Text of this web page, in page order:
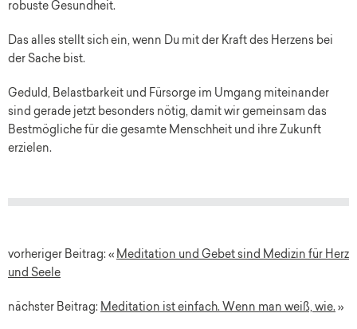
robuste Gesundheit.
Das alles stellt sich ein, wenn Du mit der Kraft des Herzens bei
der Sache bist.
Geduld, Belastbarkeit und Fürsorge im Umgang miteinander
sind gerade jetzt besonders nötig, damit wir gemeinsam das
Bestmögliche für die gesamte Menschheit und ihre Zukunft
erzielen.
vorheriger Beitrag: « Meditation und Gebet sind Medizin für Herz
und Seele
nächster Beitrag: Meditation ist einfach. Wenn man weiß, wie. »